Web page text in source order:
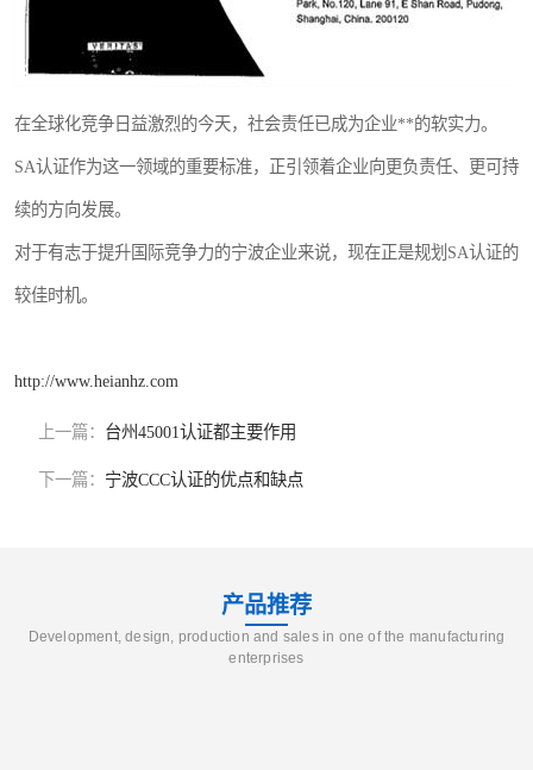
在全球化竞争日益激烈的今天，社会责任已成为企业**的软实力。
SA认证作为这一领域的重要标准，正引领着企业向更负责任、更可持
续的方向发展。
对于有志于提升国际竞争力的宁波企业来说，现在正是规划SA认证的
较佳时机。
http://www.heianhz.com
上一篇： 台州45001认证都主要作用
下一篇： 宁波CCC认证的优点和缺点
产品推荐
Development, design, production and sales in one of the manufacturing
enterprises